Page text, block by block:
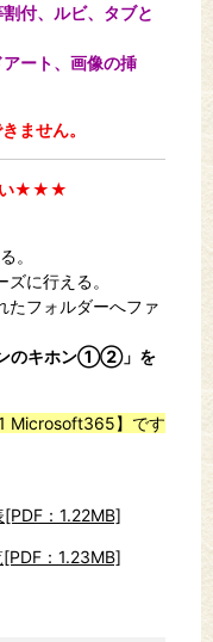
付、ルビ、タブと
ト、画像の挿
ません。
い★★★
。
に行える。
フォルダーへファ
のキホン①②」を
Microsoft365】です
：1.22MB]
：1.23MB]